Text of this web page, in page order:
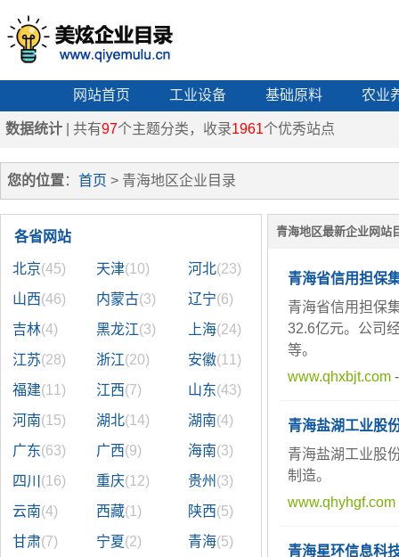
网站首页 工业设备 基础原料 农业
数据统计 | 共有97个主题分类，收录1961个优秀站点
您的位置： 首页 > 青海地区企业目录
各省网站
北京(45) 天津(10) 河北(23)
山西(46) 内蒙古(3) 辽宁(6)
吉林(4) 黑龙江(3) 上海(24)
江苏(28) 浙江(20) 安徽(11)
福建(11) 江西(7) 山东(43)
河南(15) 湖北(14) 湖南(4)
广东(63) 广西(9) 海南(3)
四川 (16) 重庆(12) 贵州 (3)
云南(4) 西藏(1) 陕西(5)
甘肃(7) 宁夏(2) 青海(5)
青海地区最新企业网站
青海省信用担保
青海省信用担保
32.6亿元。公司
等。
www.qhxbjt.com-
青海盐湖工业股
青海盐湖工业股
制造。
www.qhyhgf.com
青海星环信息科